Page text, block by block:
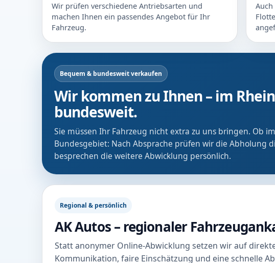
Wir prüfen verschiedene Antriebsarten und
machen Ihnen ein passendes Angebot für Ihr
Fahrzeug.
Bequem & bundesweit verkaufen
Wir kommen zu Ihnen – im
bundesweit.
Sie müssen Ihr Fahrzeug nicht extra zu uns bringen. Ob
Bundesgebiet: Nach Absprache prüfen wir die Abholung
besprechen die weitere Abwicklung persönlich.
Regional & persönlich
AK Autos – regionaler
Statt anonymer Online-Abwicklung setzen wir auf
Kommunikation, faire Einschätzung und eine schnelle